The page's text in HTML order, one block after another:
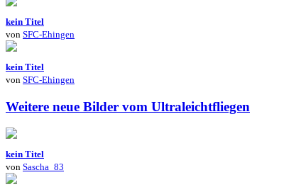
kein Titel
von SFC-Ehingen
kein Titel
von SFC-Ehingen
Weitere neue Bilder vom Ultraleichtfliegen
kein Titel
von Sascha_83